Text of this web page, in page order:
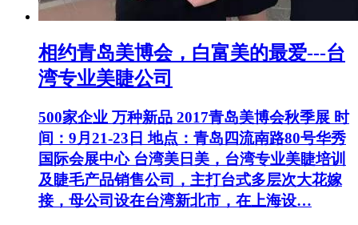
相约青岛美博会，白富美的最爱---台
湾专业美睫公司
500家企业 万种新品 2017青岛美博会秋季展 时
间：9月21-23日 地点：青岛四流南路80号华秀
国际会展中心 台湾美日美，台湾专业美睫培训
及睫毛产品销售公司，主打台式多层次大花嫁
接，母公司设在台湾新北市，在上海设…